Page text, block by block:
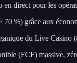
direct pour les
%) grâce aux
du Live
(FCF) massive,